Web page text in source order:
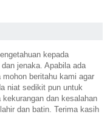
kepada
jenaka. Apabila ada
beritahu kami agar
niat sedikit pun untuk
dan kesalahan
dan batin. Terima kasih